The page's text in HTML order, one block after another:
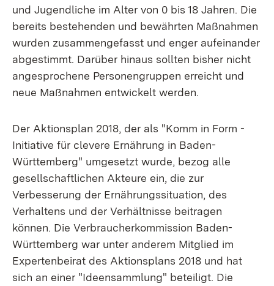
und Jugendliche im Alter von 0 bis 18 Jahren. Die
bereits bestehenden und bewährten Maßnahmen
wurden zusammengefasst und enger aufeinander
abgestimmt. Darüber hinaus sollten bisher nicht
angesprochene Personengruppen erreicht und
neue Maßnahmen entwickelt werden.
Der Aktionsplan 2018, der als "Komm in Form -
Initiative für clevere Ernährung in Baden-
Württemberg" umgesetzt wurde, bezog alle
gesellschaftlichen Akteure ein, die zur
Verbesserung der Ernährungssituation, des
Verhaltens und der Verhältnisse beitragen
können. Die Verbraucherkommission Baden-
Württemberg war unter anderem Mitglied im
Expertenbeirat des Aktionsplans 2018 und hat
sich an einer "Ideensammlung" beteiligt. Die